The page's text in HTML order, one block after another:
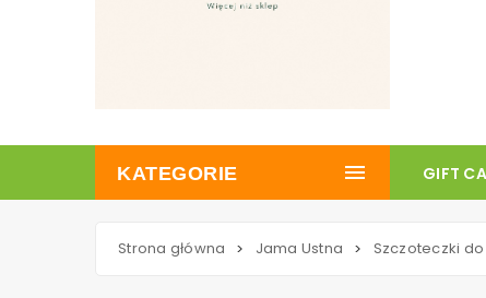
KATEGORIE GIFT
Strona główna > Jama Ustna > Szczoteczki